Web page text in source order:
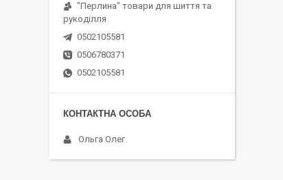
"Перлина" товари для шиття та
рукоділля
0502105581
0506780371
0502105581
Ольга Олег